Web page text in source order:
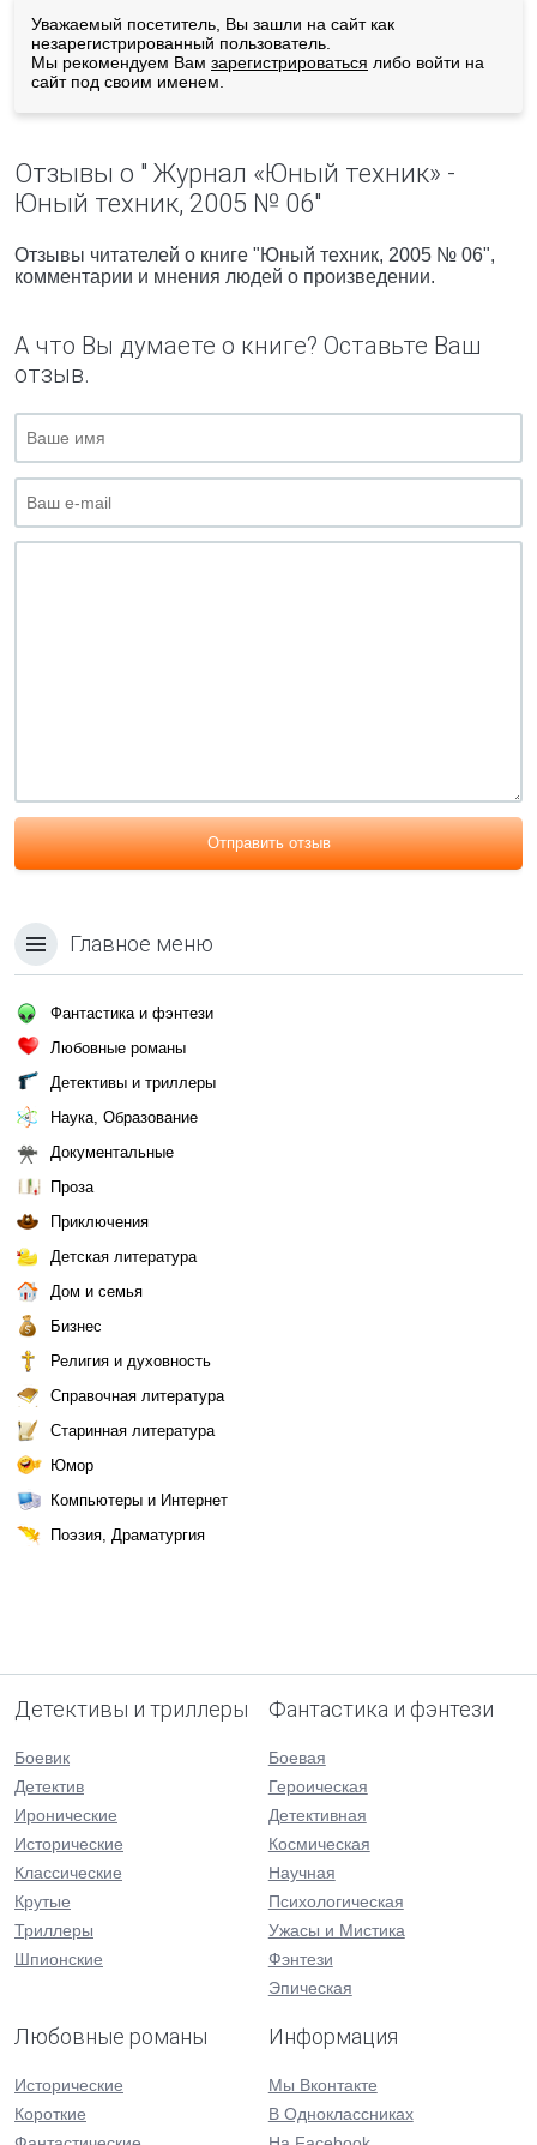
Уважаемый посетитель, Вы зашли на сайт как
незарегистрированный пользователь.
Мы рекомендуем Вам зарегистрироваться либо войти на
сайт под своим именем.
Отзывы о " Журнал «Юный техник» -
Юный техник, 2005 № 06"
Отзывы читателей о книге "Юный техник, 2005 № 06",
комментарии и мнения людей о произведении.
А что Вы думаете о книге? Оставьте Ваш
отзыв.
Отправить отзыв
Главное меню
Фантастика и фэнтези
Любовные романы
Детективы и триллеры
Наука, Образование
Документальные
Проза
Приключения
Детская литература
Дом и семья
Бизнес
Религия и духовность
Справочная литература
Старинная литература
Юмор
Компьютеры и Интернет
Поэзия, Драматургия
Детективы и триллеры
Боевик
Детектив
Иронические
Исторические
Классические
Крутые
Триллеры
Шпионские
Фантастика и фэнтези
Боевая
Героическая
Детективная
Космическая
Научная
Психологическая
Ужасы и Мистика
Фэнтези
Эпическая
Любовные романы
Исторические
Короткие
Информация
Мы Вконтакте
В Одноклассниках